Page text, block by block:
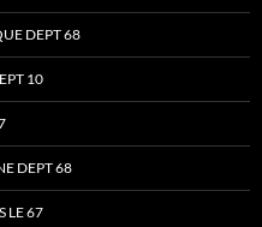
DEPT 68
10
DEPT 68
LE 67